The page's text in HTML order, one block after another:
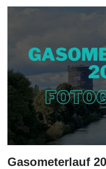
Gasometerlauf